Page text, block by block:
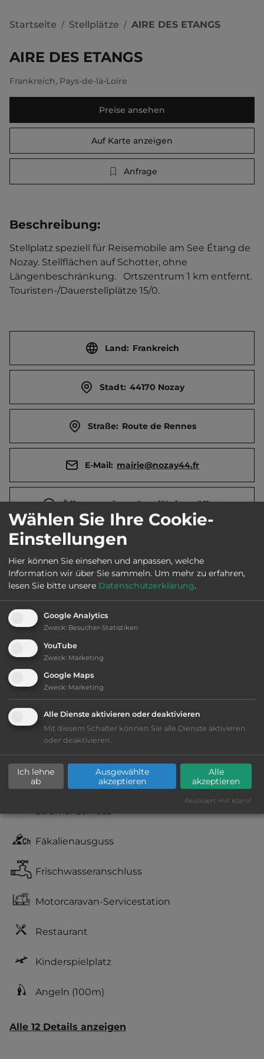
Startseite / Stellplätze / AIRE DES ETANGS
AIRE DES ETANGS
Frankreich, Pays-de-la-Loire
Preise ansehen
Auf Karte anzeigen
Anfrage
Beschreibung:
Stellplatz speziell für Reisemobile am See Étang de
Nozay. Stellflächen auf Schotter, ohne
Längenbeschränkung.   Ortszentrum 1 km entfernt.
Touristen-/Dauerstellplätze 15/0.
Land: Frankreich
Stadt: 44170 Nozay
Straße: Route de Rennes
E-Mail: mairie@nozay44.fr
Öffnungszeiten: Ganzjährig geöffnet
Sehenswürdigkeiten:
Menhir von Couëbrac, Schloss von Touche.
Ausstattung:
bis 10,- Euro
Lage: schön
Geräuschkulisse: überwiegend ruhig
teilweise Schatten
Fäkalienausguss
Frischwasseranschluss
Motorcaravan-Servicestation
Restaurant
Kinderspielplatz
Angeln (100m)
Alle 12 Details anzeigen
Wählen Sie Ihre Cookie-
Einstellungen
Hier können Sie einsehen und anpassen, welche
Information wir über Sie sammeln. Um mehr zu erfahren,
lesen Sie bitte unsere Datenschutzerklärung.
Google Analytics
Zweck: Besucher-Statistiken
YouTube
Zweck: Marketing
Google Maps
Zweck: Marketing
Alle Dienste aktivieren oder deaktivieren
Mit diesem Schalter können Sie alle Dienste aktivieren
oder deaktivieren.
Ich lehne
ab
Ausgewählte
akzeptieren
Alle
akzeptieren
Realisiert mit Klaro!